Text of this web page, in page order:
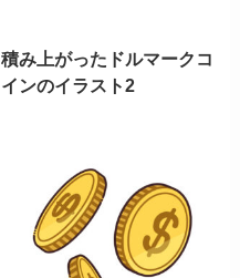
積み上がったドルマークコ
インのイラスト2